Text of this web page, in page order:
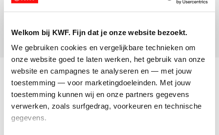
Welkom bij KWF. Fijn dat je onze website bezoekt.
We gebruiken cookies en vergelijkbare technieken om
onze website goed te laten werken, het gebruik van onze
website en campagnes te analyseren en — met jouw
toestemming — voor marketingdoeleinden. Met jouw
toestemming kunnen wij en onze partners gegevens
verwerken, zoals surfgedrag, voorkeuren en technische
gegevens.
Opgehaald:
Acties
Actiematerialen
Evenementen
Kom in actie